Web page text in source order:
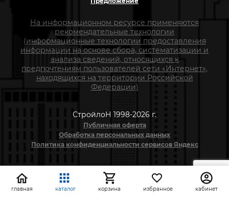
На информационном ресурсе применяются
рекомендательные технологии
(информационные технологии предоставления
информации на основе сбора, систематизации и
анализа сведений, относящихся к
предпочтениям пользователей сети «Интернет»,
находящихся на территории Российской
Федерации)
СтройлоН 1998-2026 г.
Публичная оферта
Обработка персональных данных
Политика конфиденциальности сервисов Яндекс
главная каталог корзина избранное кабинет